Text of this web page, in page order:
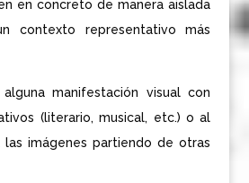
en concreto de manera aislada
contexto representativo más
manifestación visual con
(literario, musical, etc.) o al
las imágenes partiendo de otras